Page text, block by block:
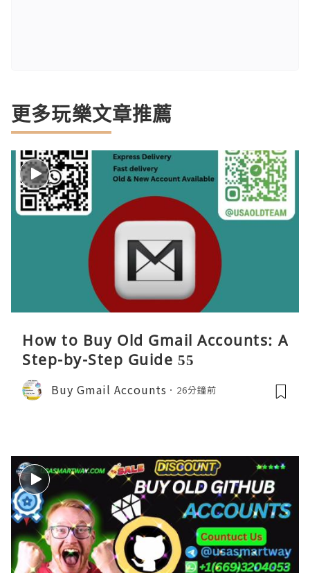
更多玩樂文章推薦
How to Buy Old Gmail Accounts: A
Step-by-Step Guide 55
Buy Gmail Accounts 26分鐘前